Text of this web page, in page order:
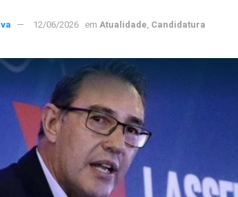
12/06/2026 em Atualidade, Candidatura